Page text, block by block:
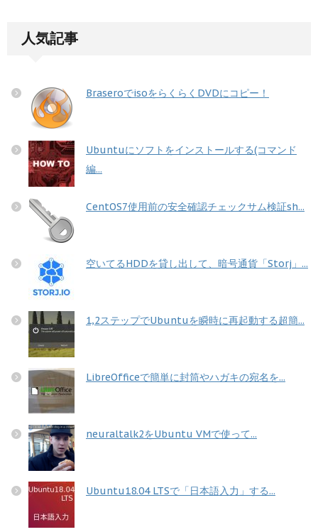
人気記事
BraseroでisoをらくらくDVDにコピー！
Ubuntuにソフトをインストールする(コマンド
編...
CentOS7使用前の安全確認チェックサム検証sh...
空いてるHDDを貸し出して、暗号通貨「Storj」...
1,2ステップでUbuntuを瞬時に再起動する超簡...
LibreOfficeで簡単に封筒やハガキの宛名を...
neuraltalk2をUbuntu VMで使って...
Ubuntu18.04 LTSで「日本語入力」する...